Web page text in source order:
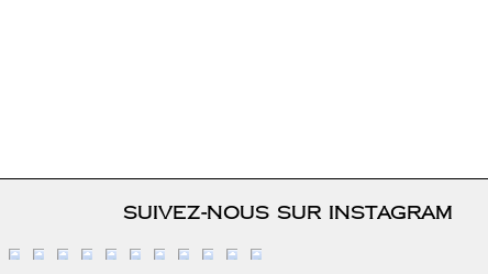
suivez-nous sur instagram